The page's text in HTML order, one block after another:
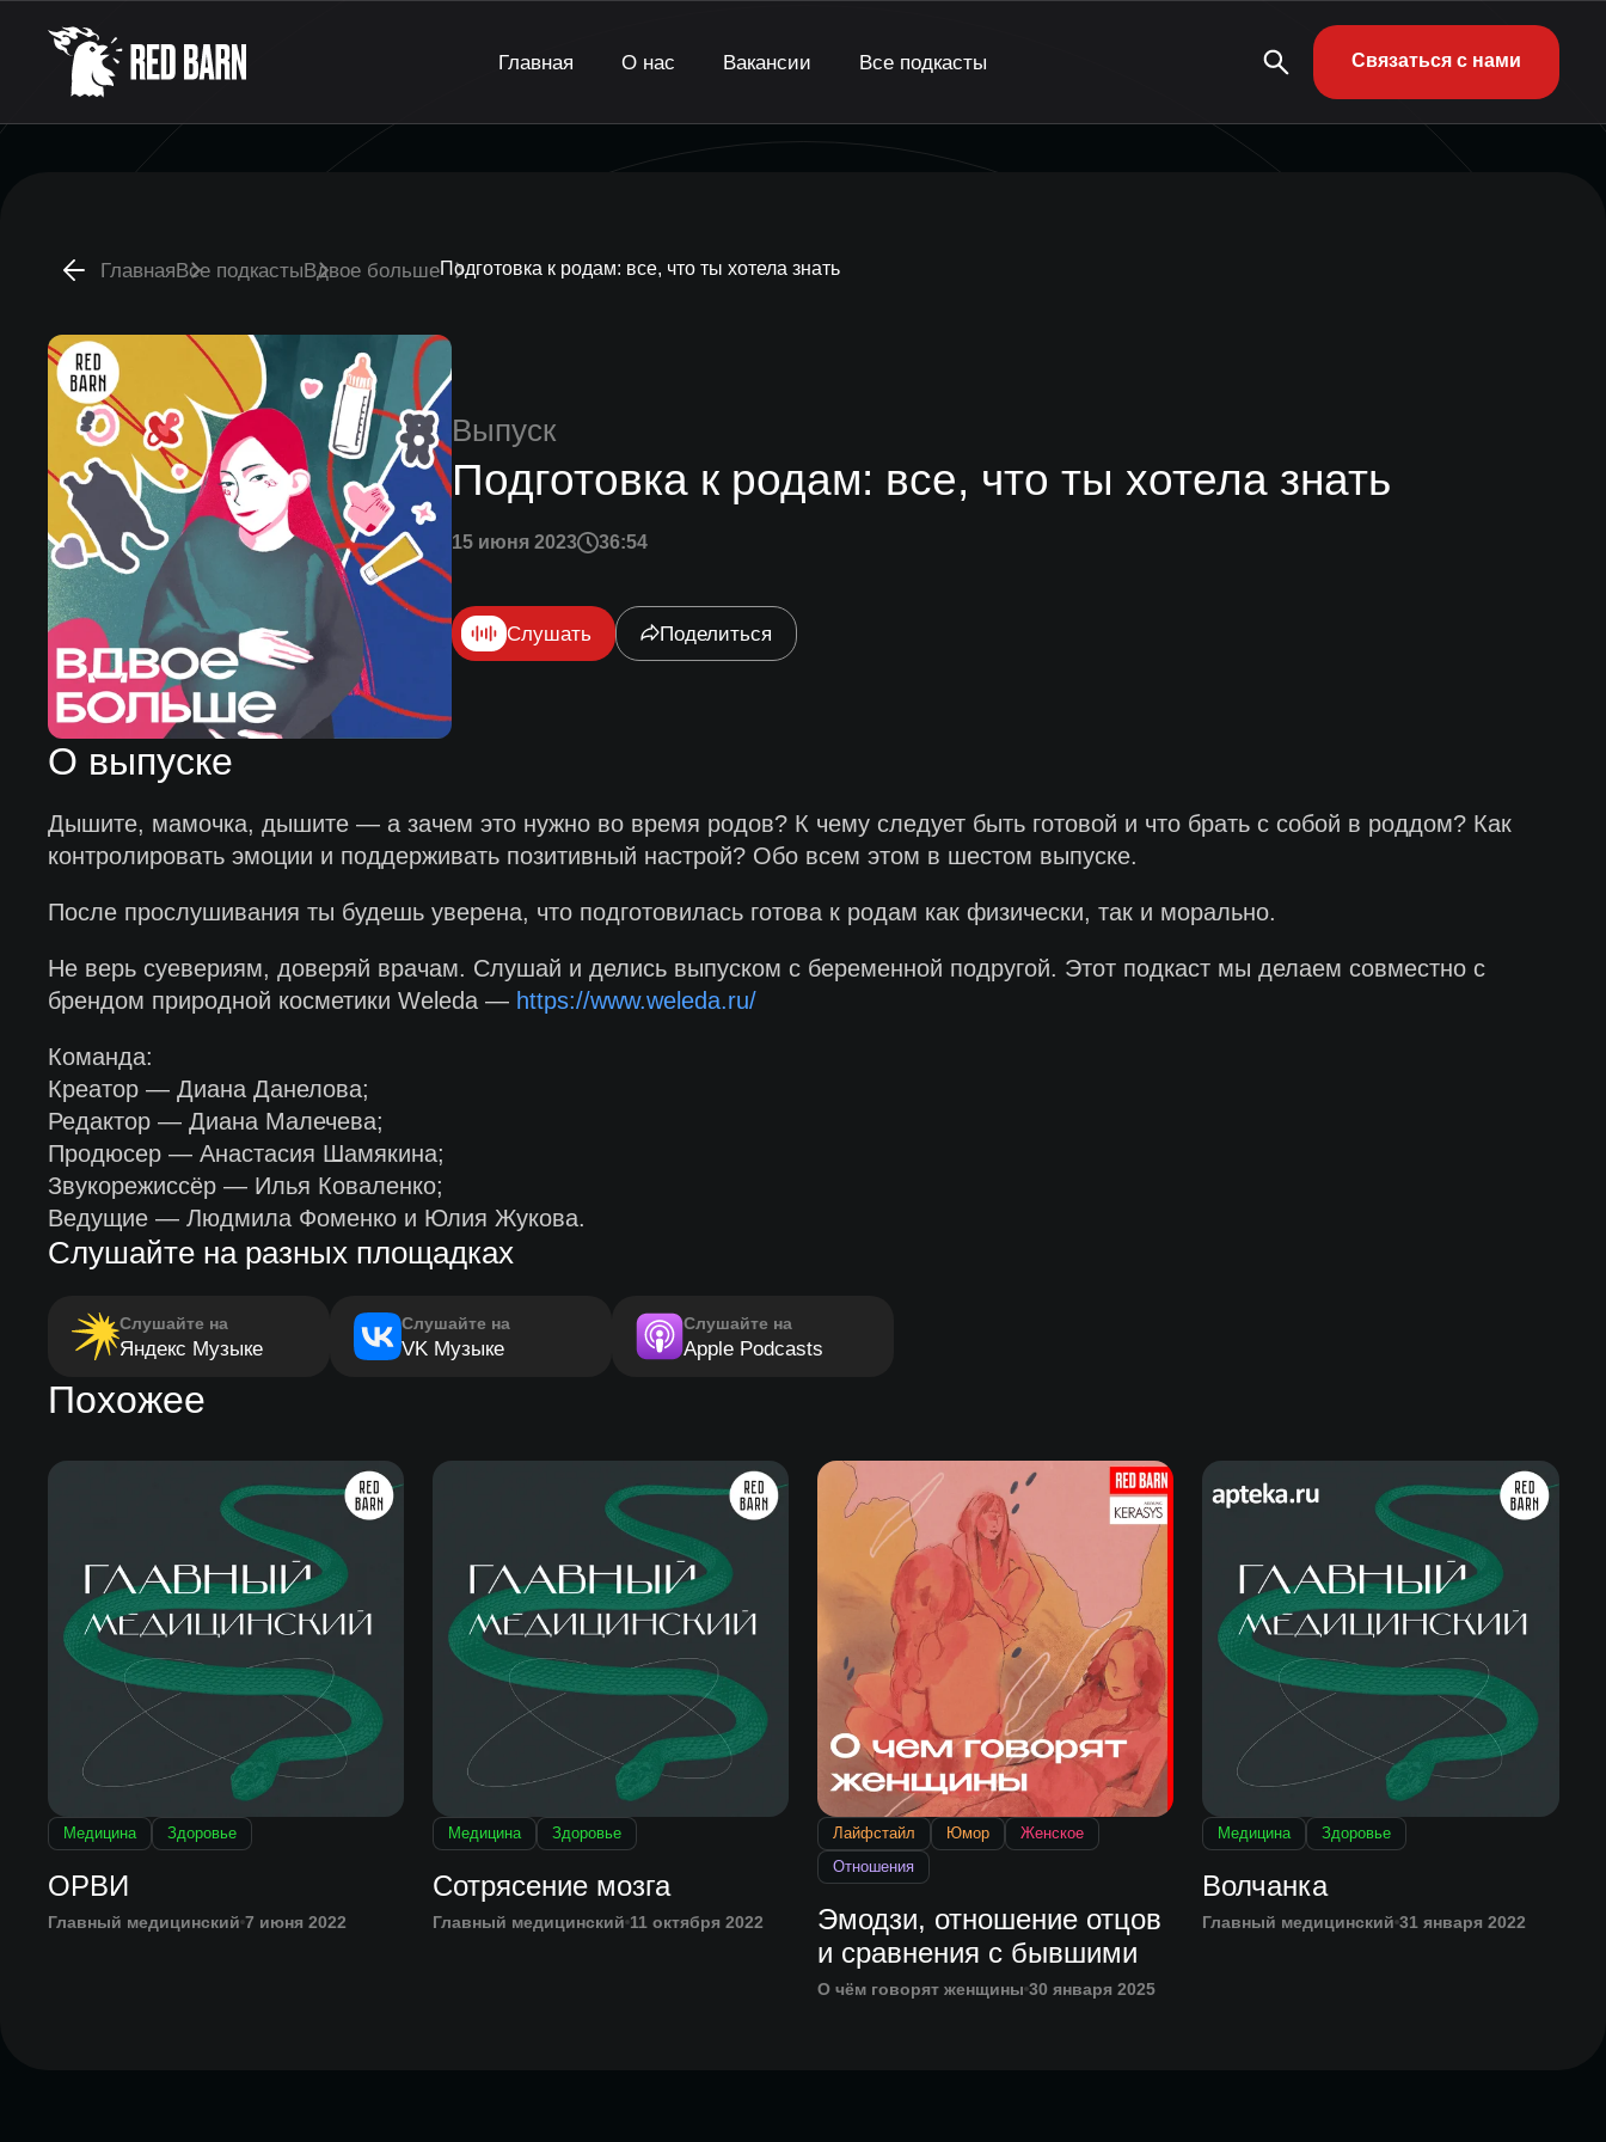
Главная О нас Вакансии Все подкасты Связаться с нами
ГлавнаяВсе подкастыВдвое большеПодготовка к родам: все, что ты хотела знать
Выпуск
Подготовка к родам: все, что ты хотела знать
15 июня 2023 36:54
Слушать Поделиться
О выпуске
Дышите, мамочка, дышите — а зачем это нужно во время родов? К чему следует быть готовой и что брать с собой в роддом? Как
контролировать эмоции и поддерживать позитивный настрой? Обо всем этом в шестом выпуске.
После прослушивания ты будешь уверена, что подготовилась готова к родам как физически, так и морально.
Не верь суевериям, доверяй врачам. Слушай и делись выпуском с беременной подругой. Этот подкаст мы делаем совместно с
брендом природной косметики Weleda — https://www.weleda.ru/
Команда:
Креатор — Диана Данелова;
Редактор — Диана Малечева;
Продюсер — Анастасия Шамякина;
Звукорежиссёр — Илья Коваленко;
Ведущие — Людмила Фоменко и Юлия Жукова.
Слушайте на разных площадках
Слушайте на
Яндекс Музыке
Слушайте на
VK Музыке
Слушайте на
Apple Podcasts
Похожее
Медицина Здоровье
ОРВИ
Главный медицинский 7 июня 2022
Медицина Здоровье
Сотрясение мозга
Главный медицинский 11 октября 2022
Лайфстайл Юмор
Женское
Отношения
Эмодзи, отношение отцов
и сравнения с бывшими
О чём говорят женщины 30 января 2025
Медицина Здоровье
Волчанка
Главный медицинский 31 января 2022